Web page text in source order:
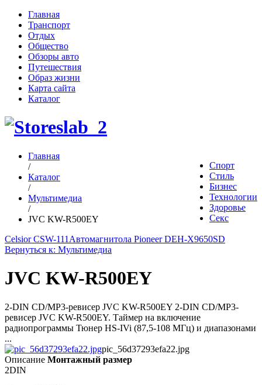
Главная
Транспорт
Отдых
Общество
Обзоры авто
Путешествия
Образ жизни
Карта сайта
Каталог
Спорт
Стиль
Бизнес
Технологии
Здоровье
Секс
Главная
/
Каталог
/
Мультимедиа
/
JVC KW-R500EY
Celsior CSW-111 Автомагнитола Pioneer DEH-X9650SD
Вернуться к: Мультимедиа
JVC KW-R500EY
2-DIN CD/MP3-ревисер JVC KW-R500EY 2-DIN CD/MP3-
ревисер JVC KW-R500EY. Таймер на включение
радиопрограммы Тюнер HS-IVi (87,5-108 МГц) и диапазонами
...
pic_56d37293efa22.jpg
Описание Монтажный размер
2DIN